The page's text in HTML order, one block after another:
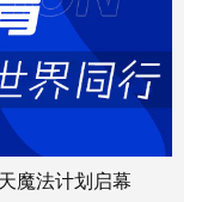
魔法计划启幕